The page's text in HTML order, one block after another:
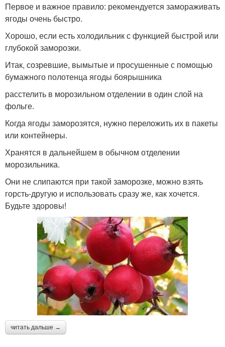
Первое и важное правило: рекомендуется замораживать
ягоды очень быстро.
Хорошо, если есть холодильник с функцией быстрой или
глубокой заморозки.
Итак, созревшие, вымытые и просушенные с помощью
бумажного полотенца ягоды боярышника
расстелить в морозильном отделении в один слой на
фольге.
Когда ягоды заморозятся, нужно переложить их в пакеты
или контейнеры.
Хранятся в дальнейшем в обычном отделении
морозильника.
Они не слипаются при такой заморозке, можно взять
горсть-другую и использовать сразу же, как хочется.
Будьте здоровы!
читать дальше →